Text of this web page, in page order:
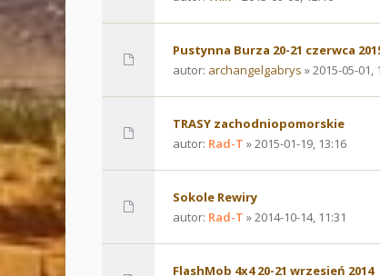
Pustynna Burza 20-21 czerwca
autor: archangelgabrys » 2015-05-01,
TRASY zachodniopomorskie
autor: Rad-T » 2015-01-19, 13:16
Sokole Rewiry
autor: Rad-T » 2014-10-14, 11:31
FlashMob 4x4 20-21 wrzesień 2014